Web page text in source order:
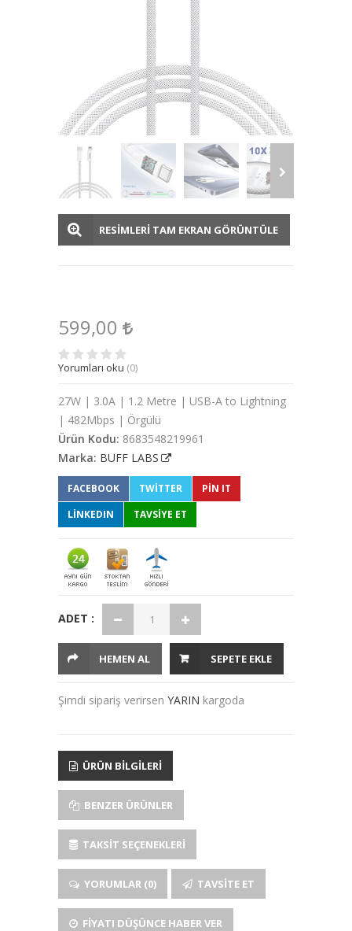
RESİMLERİ TAM EKRAN GÖRÜNTÜLE
599,00
Yorumları oku (0)
27W | 3.0A | 1.2 Metre | USB-A to Lightning
| 482Mbps | Örgülü
Ürün Kodu: 8683548219961
Marka: BUFF LABS
FACEBOOK TWITTER
PIN IT
LINKEDIN
TAVSİYE ET
ADET :
HEMEN AL SEPETE EKLE
Şimdi sipariş verirsen YARIN kargoda
ÜRÜN BILGILERI
BENZER ÜRÜNLER
TAKSIT SEÇENEKLERI
YORUMLAR (0) TAVSITE ET
FIYATI DÜŞÜNCE HABER VER